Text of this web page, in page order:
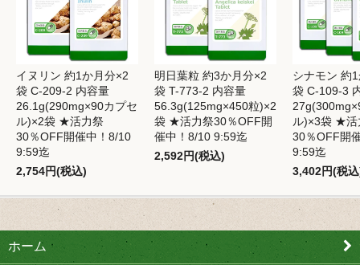
イヌリン 約1か月分×2
袋 C-209-2 内容量
26.1g(290mg×90カプセ
ル)×2袋 ★活力祭
30％OFF開催中！8/10
9:59迄
2,754円(税込)
明日葉粒 約3か月分×2
袋 T-773-2 内容量
56.3g(125mg×450粒)×2
袋 ★活力祭30％OFF開
催中！8/10 9:59迄
2,592円(税込)
シナモン 約
袋 C-109-3
ル)×3袋 ★活
30％OFF開
9:59迄
3,402円(税
ホーム